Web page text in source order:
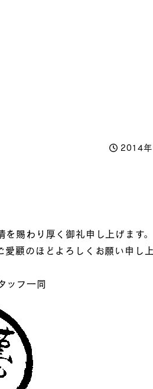
投稿日
2014年
を賜わり厚く御礼申し上げます。
顧のほどよろしくお願い申し上
ッフ一同